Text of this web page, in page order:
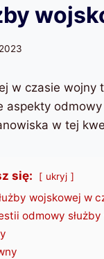
w czasie
aspekty
w tej
się: ukryj
wojskowej w
odmowy